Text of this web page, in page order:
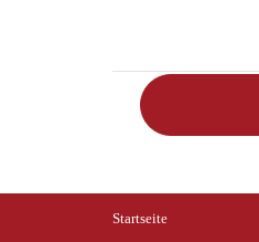
Startseite